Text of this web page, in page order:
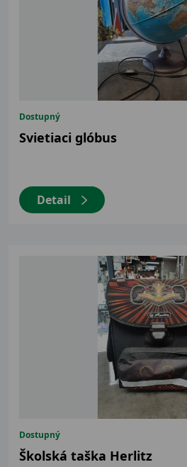
Dostupný
Svietiaci glóbus
Detail
Dostupný
Školská taška Herlitz